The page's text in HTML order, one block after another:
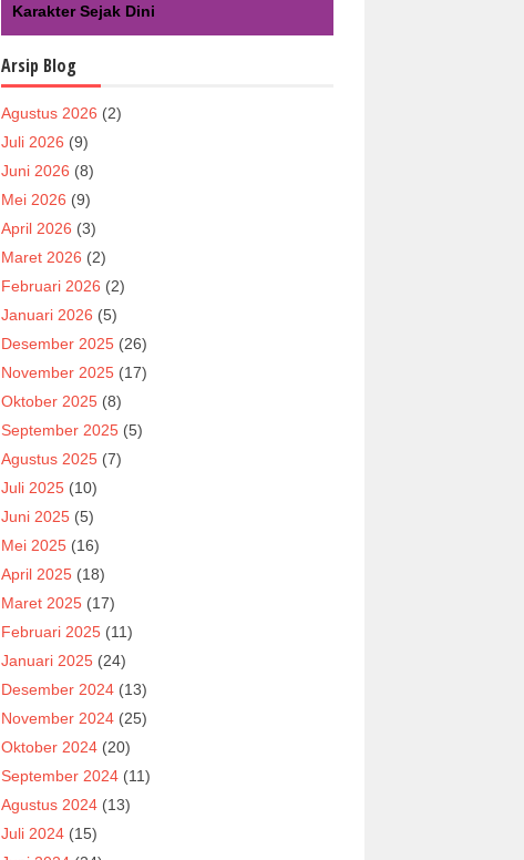
Karakter Sejak Dini
Arsip Blog
Agustus 2026 (2)
Juli 2026 (9)
Juni 2026 (8)
Mei 2026 (9)
April 2026 (3)
Maret 2026 (2)
Februari 2026 (2)
Januari 2026 (5)
Desember 2025 (26)
November 2025 (17)
Oktober 2025 (8)
September 2025 (5)
Agustus 2025 (7)
Juli 2025 (10)
Juni 2025 (5)
Mei 2025 (16)
April 2025 (18)
Maret 2025 (17)
Februari 2025 (11)
Januari 2025 (24)
Desember 2024 (13)
November 2024 (25)
Oktober 2024 (20)
September 2024 (11)
Agustus 2024 (13)
Juli 2024 (15)